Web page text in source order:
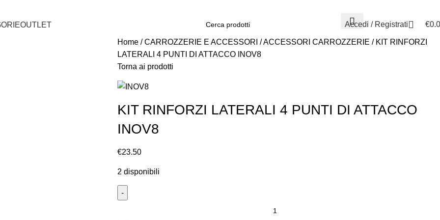
OUTLET Accedi / Registrati €
Home CARROZZERIE E ACCESSORI ACCESSORI CARROZZERIE
KIT RINFORZI
LATERALI 4 PUNTI DI ATTACCO INOV8
Torna ai prodotti
KIT RINFORZI LATERALI 4 PUNTI DI ATTACCO
INOV8
€23.50
2 disponibili